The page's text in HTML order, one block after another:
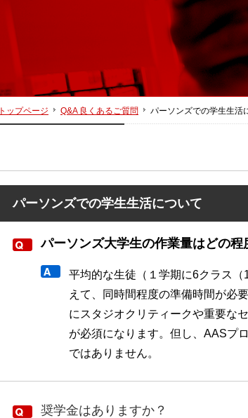
トップページ Q&A 良くあるご質問 パーソンズでの学生生活
パーソンズでの学生生活について
パーソンズ大学生の作業量はどの程
平均的な生徒（１学期に6クラス（
えて、同時間程度の準備時間が必
にスタジオクリティークや重要な
が必須になります。但し、 AASプ
ではありません。
奨学金はありますか？